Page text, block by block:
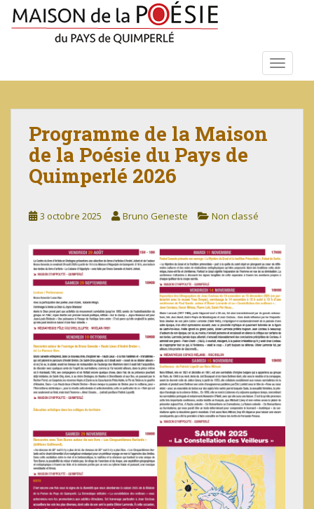
Programme de la Maison
de la Poésie du Pays de
Quimperlé 2026
3 octobre 2025 Bruno Geneste Non classé